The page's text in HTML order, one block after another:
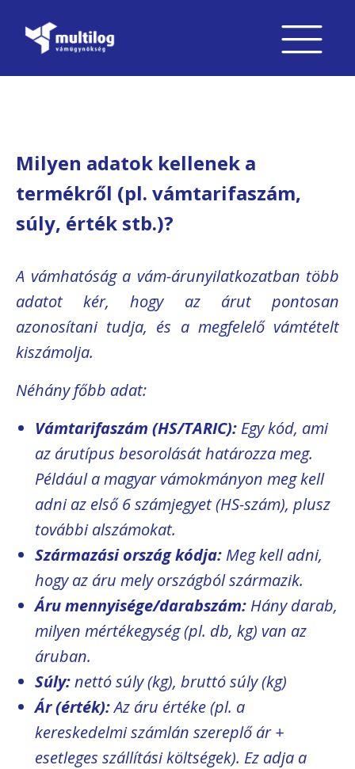
Milyen adatok kellenek a
termékről (pl. vámtarifaszám,
súly, érték stb.)?
A vámhatóság a vám-árunyilatkozatban több
adatot kér, hogy az árut pontosan
azonosítani tudja, és a megfelelő vámtételt
kiszámolja.
Néhány főbb adat:
Vámtarifaszám (HS/TARIC): Egy kód, ami
az árutípus besorolását határozza meg.
Például a magyar vámokmányon meg kell
adni az első 6 számjegyet (HS-szám), plusz
további alszámokat.
Származási ország kódja: Meg kell adni,
hogy az áru mely országból származik.
Áru mennyisége/darabszám: Hány darab,
milyen mértékegység (pl. db, kg) van az
áruban.
Súly:nettó súly (kg), bruttó súly (kg)
Ár (érték):Az áru értéke (pl. a
kereskedelmi számlán szereplő ár +
esetleges szállítási költségek). Ez adja a